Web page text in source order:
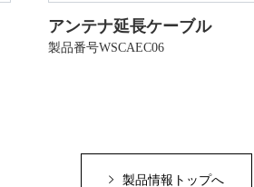
アンテナ延長ケーブル
製品番号WSCAEC06
製品情報トップへ